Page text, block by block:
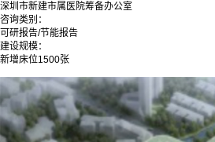
深圳市新建市属医院筹备办公室
咨询类别：
可研报告/节能报告
建设规模：
新增床位1500张